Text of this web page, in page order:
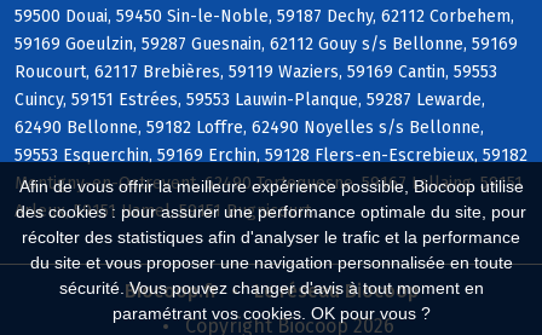
Afin de vous offrir la meilleure expérience possible, Biocoop utilise
des cookies : pour assurer une performance optimale du site, pour
récolter des statistiques afin d'analyser le trafic et la performance
du site et vous proposer une navigation personnalisée en toute
sécurité. Vous pouvez changer d'avis à tout moment en
paramétrant vos cookies. OK pour vous ?
59500 Douai, 59450 Sin-le-Noble, 59187 Dechy, 62112 Corbehem,
59169 Goeulzin, 59287 Guesnain, 62112 Gouy s/s Bellonne, 59169
Roucourt, 62117 Brebières, 59119 Waziers, 59169 Cantin, 59553
Cuincy, 59151 Estrées, 59553 Lauwin-Planque, 59287 Lewarde,
62490 Bellonne, 59182 Loffre, 62490 Noyelles s/s Bellonne,
59553 Esquerchin, 59169 Erchin, 59128 Flers-en-Escrebieux, 59182
Montigny-en-Ostrevent, 62490 Tortequesne, 59167 Lallaing, 59151
Arleux, 59151 Hamel, 59151 Bugnicourt
Biocoop.fr
Le réseau Biocoop
Copyright Biocoop 2026